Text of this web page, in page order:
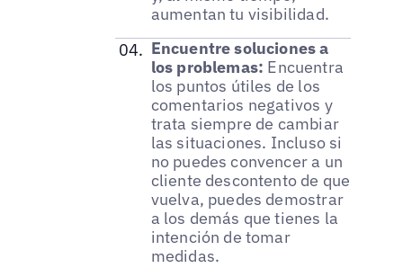
aumentan tu visibilidad.
Encuentre soluciones a
los problemas: Encuentra
los puntos útiles de los
comentarios negativos y
trata siempre de cambiar
las situaciones. Incluso si
no puedes convencer a un
cliente descontento de que
vuelva, puedes demostrar
a los demás que tienes la
intención de tomar
medidas.